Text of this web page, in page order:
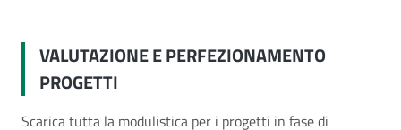
VALUTAZIONE E PERFEZIONAMENTO
PROGETTI
Scarica tutta la modulistica per i progetti in fase di